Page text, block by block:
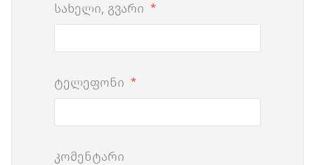
სახელი, გვარი
ტელეფონი
კომენტარი